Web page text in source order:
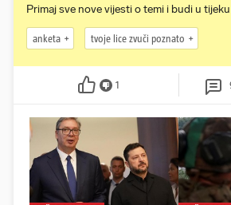
Primaj sve nove vijesti o temi i budi u tijeku
anketa tvoje lice zvuči poznato
1